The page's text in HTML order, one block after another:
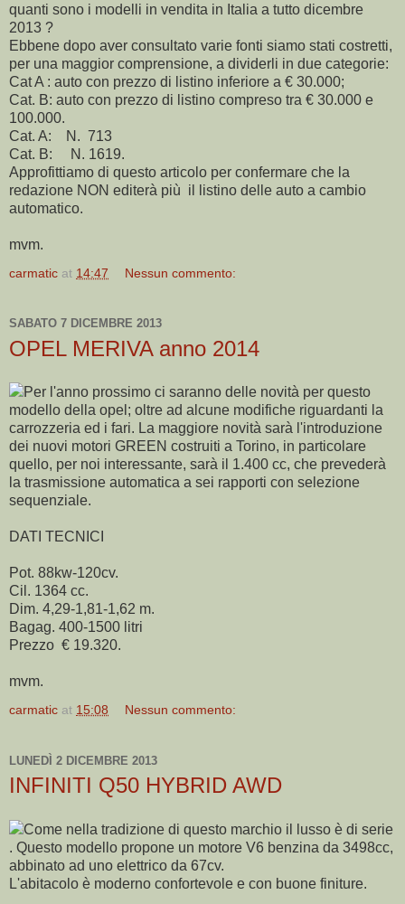
quanti sono i modelli in vendita in Italia a tutto dicembre
2013 ?
Ebbene dopo aver consultato varie fonti siamo stati costretti,
per una maggior comprensione, a dividerli in due categorie:
Cat A : auto con prezzo di listino inferiore a € 30.000;
Cat. B: auto con prezzo di listino compreso tra € 30.000 e
100.000.
Cat. A: N. 713
Cat. B: N. 1619.
Approfittiamo di questo articolo per confermare che la
redazione NON editerà più il listino delle auto a cambio
automatico.
mvm.
carmatic at 14:47 Nessun commento:
SABATO 7 DICEMBRE 2013
OPEL MERIVA anno 2014
Per l'anno prossimo ci saranno delle novità per questo
modello della opel; oltre ad alcune modifiche riguardanti la
carrozzeria ed i fari. La maggiore novità sarà l'introduzione
dei nuovi motori GREEN costruiti a Torino, in particolare
quello, per noi interessante, sarà il 1.400 cc, che prevederà
la trasmissione automatica a sei rapporti con selezione
sequenziale.
DATI TECNICI
Pot. 88kw-120cv.
Cil. 1364 cc.
Dim. 4,29-1,81-1,62 m.
Bagag. 400-1500 litri
Prezzo € 19.320.
mvm.
carmatic at 15:08 Nessun commento:
LUNEDÌ 2 DICEMBRE 2013
INFINITI Q50 HYBRID AWD
Come nella tradizione di questo marchio il lusso è di serie
. Questo modello propone un motore V6 benzina da 3498cc,
abbinato ad uno elettrico da 67cv.
L'abitacolo è moderno confortevole e con buone finiture.